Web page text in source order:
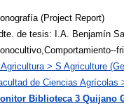
(Project Report)
de tesis: I.A. Benjamín
> S Agriculture
de Ciencias Agrícolas
Biblioteca 3 Quijano